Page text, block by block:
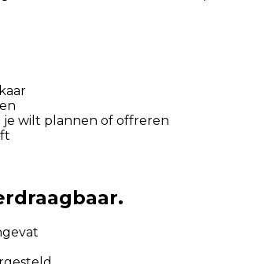
je wilt plannen of offreren